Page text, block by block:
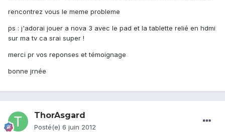
rencontrez vous le meme probleme
ps : j'adorai jouer a nova 3 avec le pad et la tablette relié en hdmi
sur ma tv ca srai super !
merci pr vos reponses et témoignage
bonne jrnée
ThorAsgard
Posté(e) 6 juin 2012